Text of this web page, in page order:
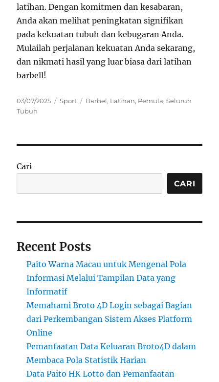
latihan. Dengan komitmen dan kesabaran,
Anda akan melihat peningkatan signifikan
pada kekuatan tubuh dan kebugaran Anda.
Mulailah perjalanan kekuatan Anda sekarang,
dan nikmati hasil yang luar biasa dari latihan
barbell!
Posted
on
03/07/2025 Categories
Sport Tags
Barbel, Latihan, Pemula,Seluruh
Tubuh
Cari
CARI
Recent Posts
Paito Warna Macau untuk Mengenal Pola
Informasi Melalui Tampilan Data yang
Informatif
Memahami Broto 4D Login sebagai Bagian
dari Perkembangan Sistem Akses Platform
Online
Pemanfaatan Data Keluaran Broto4D dalam
Membaca Pola Statistik Harian
Data Paito HK Lotto dan Pemanfaatan